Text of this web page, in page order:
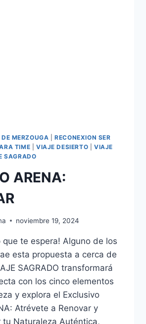
MERZOUGA |RECONEXION SER
TIME VIAJE DESIERTO |VIAJE
SAGRADO
ARENA:
noviembre 19, 2024
que te espera! Alguno de los
esta propuesta a cerca de
SAGRADO transformará
con los cinco elementos
y explora el Exclusivo
Atrévete a Renovar y
tu Naturaleza Auténtica,